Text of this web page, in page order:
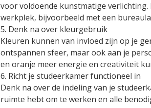
voor voldoende kunstmatige
werkplek, bijvoorbeeld met een
5. Denk na over kleurgebruik
Kleuren kunnen van invloed zijn op je
ontspannen sfeer, maar ook aan je
en oranje meer energie en creativiteit
6. Richt je studeerkamer functioneel in
Denk na over de indeling van je
ruimte hebt om te werken en alle